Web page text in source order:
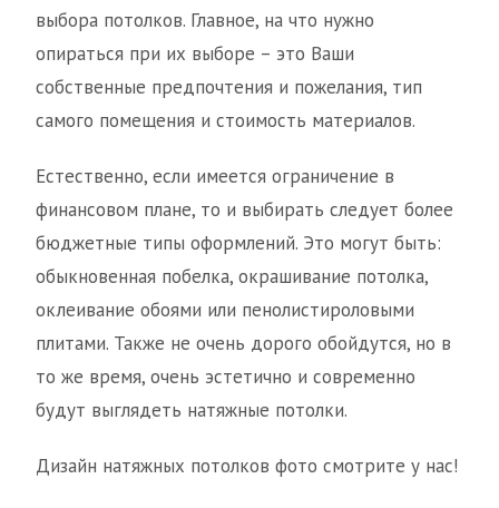
выбора потолков. Главное, на что нужно
опираться при их выборе – это Ваши
собственные предпочтения и пожелания, тип
самого помещения и стоимость материалов.
Естественно, если имеется ограничение в
финансовом плане, то и выбирать следует более
бюджетные типы оформлений. Это могут быть:
обыкновенная побелка, окрашивание потолка,
оклеивание обоями или пенолистироловыми
плитами. Также не очень дорого обойдутся, но в
то же время, очень эстетично и современно
будут выглядеть натяжные потолки.
Дизайн натяжных потолков фото смотрите у нас!